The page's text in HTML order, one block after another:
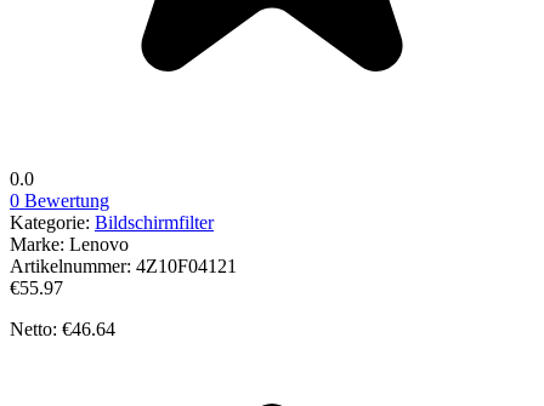
0.0
0 Bewertung
Kategorie: Bildschirmfilter
Marke: Lenovo
Artikelnummer: 4Z10F04121
€55.97
Netto: €46.64